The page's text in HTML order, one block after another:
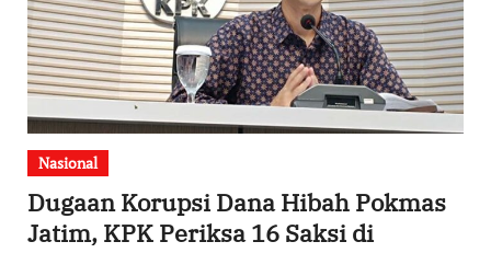
Nasional
Dugaan Korupsi Dana Hibah Pokmas
Jatim, KPK Periksa 16 Saksi di